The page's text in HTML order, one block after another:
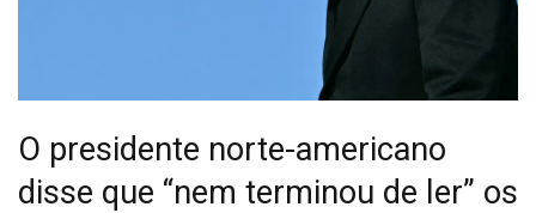
O presidente norte-americano
disse que “nem terminou de ler” os